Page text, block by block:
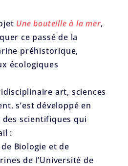
Une bouteille à la mer,
ce passé de la
préhistorique,
écologiques
art, sciences
s’est développé en
scientifiques qui
:
Biologie et de
de l’Université de